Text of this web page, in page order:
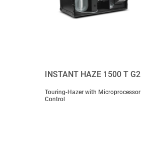
INSTANT HAZE 1500 T G2
Touring-Hazer with Microprocessor
Control